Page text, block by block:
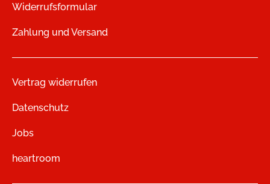
Widerrufsformular
Zahlung und Versand
Vertrag widerrufen
Datenschutz
Jobs
heartroom